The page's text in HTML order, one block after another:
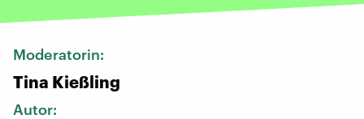
Moderatorin:
Tina Kießling
Autor: